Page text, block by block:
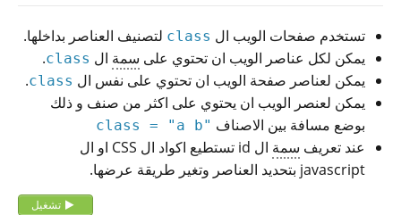
تستخدم صفحات الويب ال class لتصنيف العناصر بداخلها.
يمكن لكل عناصر الويب ان تحتوي على ​سمة ال class
.
يمكن لعناصر صفحة الويب ان تحتوي على نفس ال class
.
يمكن لعنصر الويب ان يحتوي على اكثر من صنف و ذلك
بوضع مسافة بين الاصناف "class = "a b
عند تعريف ​سمة
ال id تستطيع اكواد ال CSS او ال
javascript بتحديد العناصر وتغير طريقة عرضها.
تشغيل